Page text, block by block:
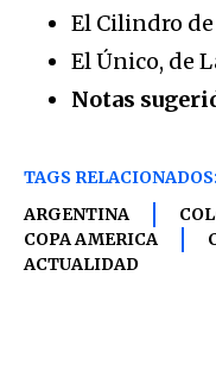
El Cilindro
El Único, de
Notas
TAGS RELACIONADOS:
ARGENTINA
COPA AMERICA
ACTUALIDAD